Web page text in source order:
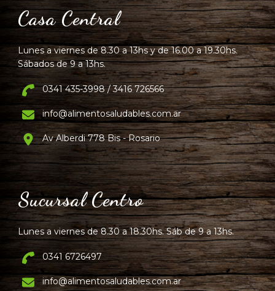
Casa Central
Lunes a viernes de 8.30 a 13hs y de 16.00 a 19.30hs.
Sábados de 9 a 13hs.
0341 435-3998 / 3416 726566
info@alimentosaludables.com.ar
Av Alberdi 778 Bis - Rosario
Sucursal Centro
Lunes a viernes de 8.30 a 18.30hs. Sáb de 9 a 13hs.
0341 6726497
info@alimentosaludables.com.ar